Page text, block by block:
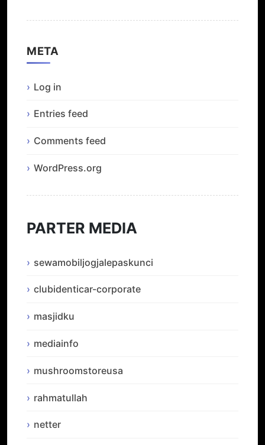
META
Log in
Entries feed
Comments feed
WordPress.org
PARTER MEDIA
sewamobiljogjalepaskunci
clubidenticar-corporate
masjidku
mediainfo
mushroomstoreusa
rahmatullah
netter